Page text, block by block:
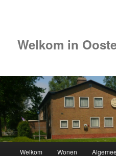
Welkom in
Spring
Welkom Wonen